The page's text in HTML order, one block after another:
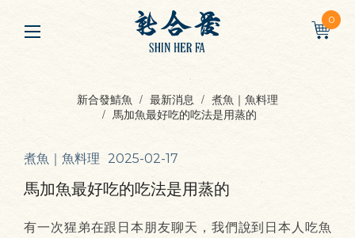
0
新合發鯖魚 最新消息
煮魚｜魚料理
馬加魚最好吃的吃法是用蒸的
煮魚｜魚料理 2025-02-17
馬加魚最好吃的吃法是用蒸的
有一次猩弟在跟日本朋友聊天，我們說到日本人吃魚